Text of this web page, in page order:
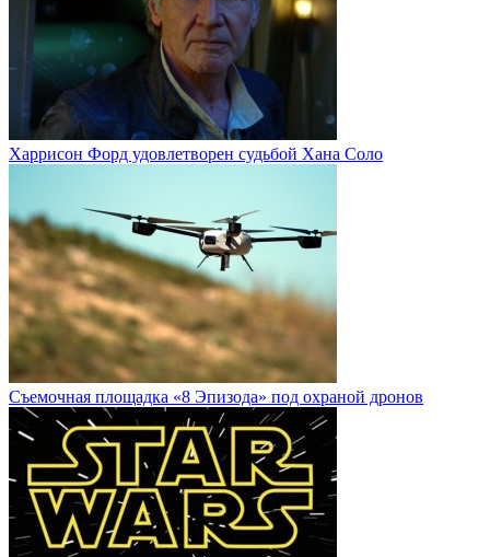
Харрисон Форд удовлетворен судьбой Хана Соло
Cъемочная площадка «8 Эпизода» под охраной дронов